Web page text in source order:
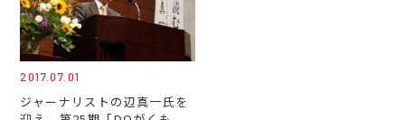
2017.07.01
ジャーナリストの辺真一氏を